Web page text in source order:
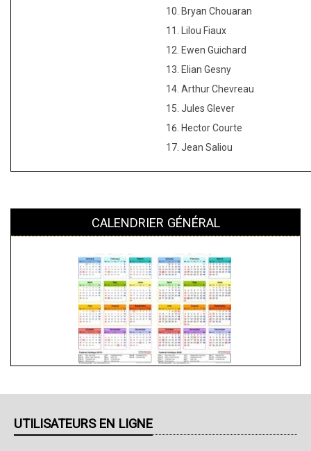
Bryan Chouaran
Lilou Fiaux
Ewen Guichard
Elian Gesny
Arthur Chevreau
Jules Glever
Hector Courte
Jean Saliou
CALENDRIER GÉNÉRAL
UTILISATEURS EN LIGNE